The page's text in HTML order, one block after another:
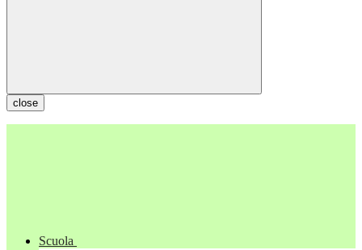
close
Scuola